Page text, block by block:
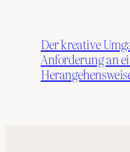
Der kreative
Anforderung an